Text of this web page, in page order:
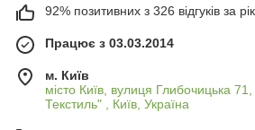
92% позитивних з 326 відгуків за рік
Працює з 03.03.2014
м. Київ
місто Київ, вулиця Глибочицька
Текстиль" , Київ, Україна